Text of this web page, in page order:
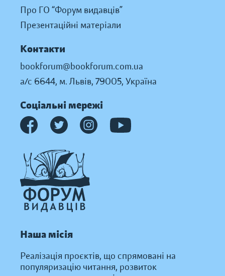
Про ГО “Форум видавців”
Презентаційні матеріали
Контакти
bookforum@bookforum.com.ua
а/с 6644, м. Львів, 79005, Україна
Соціальні мережі
Наша місія
Реалізація проєктів, що спрямовані на
популяризацію читання, розвиток